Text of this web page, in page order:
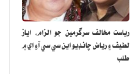
رياست مخالف سرگرمين جو الزام، اياز
لطيف ۽ رياض چانڊيو اين سي سي آءِ اي ۾
طلب